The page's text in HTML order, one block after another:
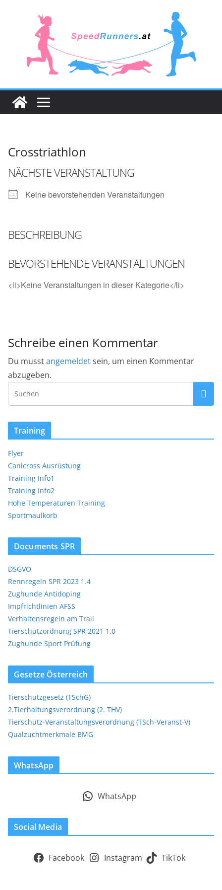
Crosstriathlon
NÄCHSTE VERANSTALTUNG
Keine bevorstehenden Veranstaltungen
BESCHREIBUNG
BEVORSTEHENDE VERANSTALTUNGEN
<li>Keine Veranstaltungen in dieser Kategorie</li>
Schreibe einen Kommentar
Du musstangemeldetsein, um einen Kommentar
abzugeben.
Training
Flyer
Canicross Ausrüstung
Training Info1
Training Info2
Hohe Temperaturen Training
Sportmaulkorb
Documents SPR
DSGVO
Rennregeln SPR 2023 1.4
Zughunde Antidoping
Impfrichtlinien AFSS
Verhaltensregeln am Trail
Tierschutzordnung SPR 2021 1.0
Zughunde Sport Prüfung
Gesetze Österreich
Tierschutzgesetz (TSchG)
2.Tierhaltungsverordnung (2. THV)
Tierschutz-Veranstaltungsverordnung (TSch-Veranst-V)
Qualzuchtmerkmale BMG
WhatsApp
WhatsApp
Social Media
Facebook Instagram TikTok